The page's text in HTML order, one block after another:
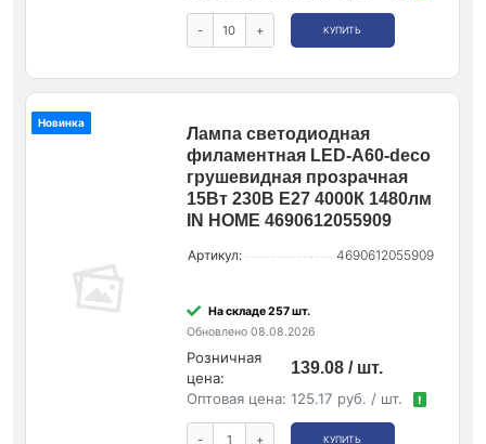
- + КУПИТЬ
Новинка
Лампа светодиодная
филаментная LED-A60-deco
грушевидная прозрачная
15Вт 230В E27 4000К 1480лм
IN HOME 4690612055909
Артикул: 4690612055909
На складе 257 шт.
Обновлено 08.08.2026
Розничная
цена:
139.08 / шт.
Оптовая цена: 125.17 руб. / шт. !
- + КУПИТЬ